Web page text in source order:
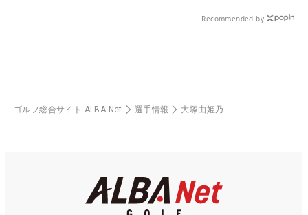
Recommended by
ゴルフ総合サイト ALBA Net 選手情報 大塚由姫乃